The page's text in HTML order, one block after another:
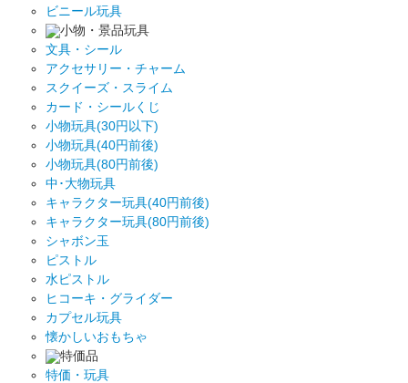
ビニール玩具
小物・景品玩具
文具・シール
アクセサリー・チャーム
スクイーズ・スライム
カード・シールくじ
小物玩具(30円以下)
小物玩具(40円前後)
小物玩具(80円前後)
中･大物玩具
キャラクター玩具(40円前後)
キャラクター玩具(80円前後)
シャボン玉
ピストル
水ピストル
ヒコーキ・グライダー
カプセル玩具
懐かしいおもちゃ
特価品
特価・玩具